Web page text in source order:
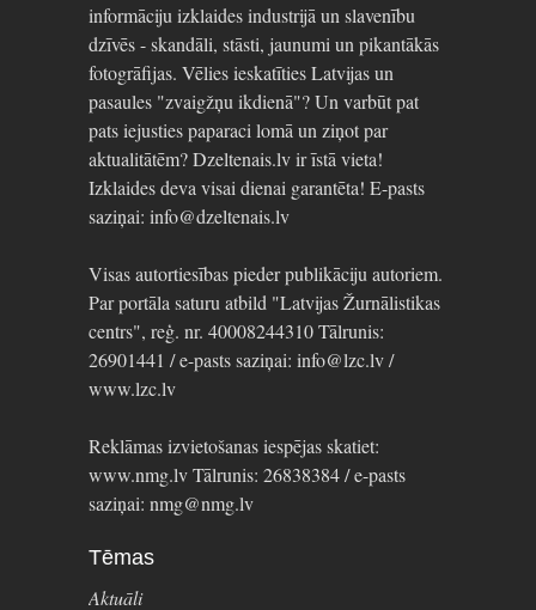
informāciju izklaides industrijā un slavenību
dzīvēs - skandāli, stāsti, jaunumi un pikantākās
fotogrāfijas. Vēlies ieskatīties Latvijas un
pasaules "zvaigžņu ikdienā"? Un varbūt pat
pats iejusties paparaci lomā un ziņot par
aktualitātēm? Dzeltenais.lv ir īstā vieta!
Izklaides deva visai dienai garantēta! E-pasts
saziņai: info@dzeltenais.lv
Visas autortiesības pieder publikāciju autoriem.
Par portāla saturu atbild "Latvijas Žurnālistikas
centrs", reģ. nr. 40008244310 Tālrunis:
26901441 / e-pasts saziņai: info@lzc.lv /
www.lzc.lv
Reklāmas izvietošanas iespējas skatiet:
www.nmg.lv Tālrunis: 26838384 / e-pasts
saziņai: nmg@nmg.lv
Tēmas
Aktuāli